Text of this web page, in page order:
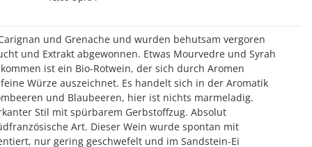
und Grenache und wurden behutsam vergoren
und Extrakt abgewonnen. Etwas Mourvedre und Syrah
ist ein Bio-Rotwein, der sich durch Aromen
Würze auszeichnet. Es handelt sich in der Aromatik
und Blaubeeren, hier ist nichts marmeladig.
Stil mit spürbarem Gerbstoffzug. Absolut
Art. Dieser Wein wurde spontan mit
nur gering geschwefelt und im Sandstein-Ei